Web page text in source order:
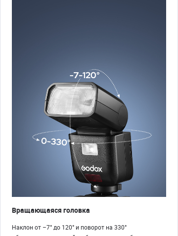
Вращающаяся головка
Наклон от –7° до 120° и поворот на 330°